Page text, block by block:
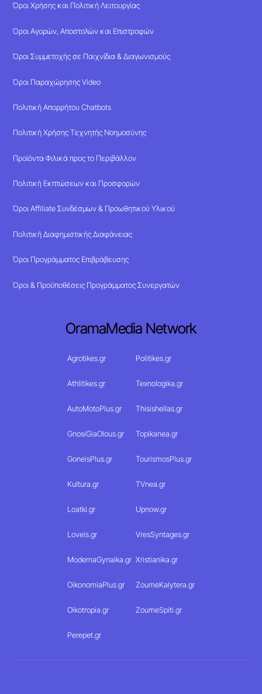
Όροι Χρήσης και Πολιτική Λειτουργίας
Όροι Αγορών, Αποστολών και Επιστροφών
Όροι Συμμετοχής σε Παιχνίδια & Διαγωνισμούς
Όροι Παραχώρησης Video
Πολιτική Απορρήτου Chatbots
Πολιτική Χρήσης Τεχνητής Νοημοσύνης
Προϊόντα Φιλικά προς το Περιβάλλον
Πολιτική Εκπτώσεων και Προσφορών
Όροι Affiliate Συνδέσμων & Προωθητικού Υλικού
Πολιτική Διαφημιστικής Διαφάνειας
Όροι Προγράμματος Επιβράβευσης
Όροι & Προϋποθέσεις Προγράμματος Συνεργατών
OramaMedia Network
Agrotikes.gr Politikes.gr
Athlitikes.gr Texnologika.gr
AutoMotoPlus.gr Thisishellas.gr
GnosiGiaOlous.gr Topikanea.gr
GoneisPlus.gr TourismosPlus.gr
Kultura.gr TVnea.gr
Loatki.gr Upnow.gr
Loveis.gr VresSyntages.gr
ModernaGynaika.gr Xristianika.gr
OikonomiaPlus.gr ZoumeKalytera.gr
Oikotropia.gr ZoumeSpiti.gr
Perepet.gr